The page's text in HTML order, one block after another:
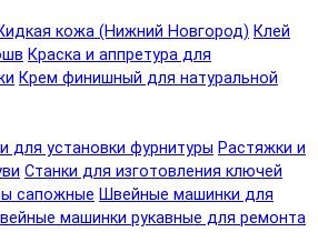
кожа (Нижний Новгород) Клей
Краска и аппретура для
Крем финишный для натуральной
для установки фурнитуры Растяжки и
Станки для изготовления ключей
сапожные Швейные машинки для
машинки рукавные для ремонта